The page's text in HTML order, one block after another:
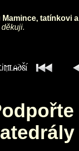
Mamince, tatínkovi